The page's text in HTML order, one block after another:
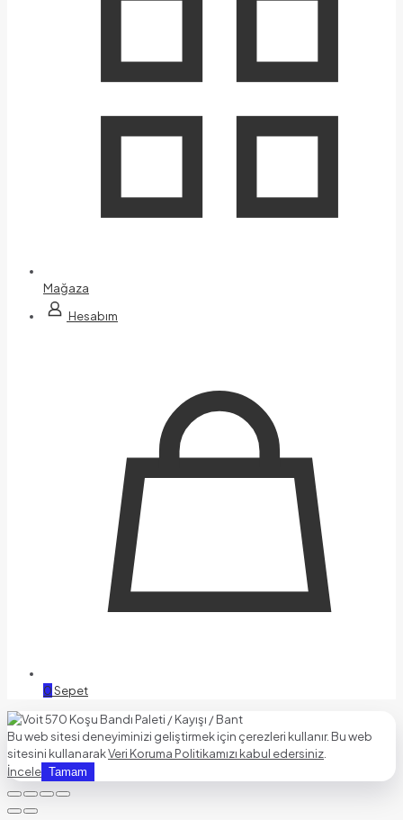
Mağaza
Hesabım
0Sepet
Bu web sitesi deneyiminizi geliştirmek için çerezleri kullanır. Bu web
sitesini kullanarakVeri Koruma Politikamızı kabul edersiniz
İncele Tamam